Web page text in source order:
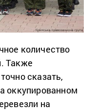
количество
Также
сказать,
оккупированном
на